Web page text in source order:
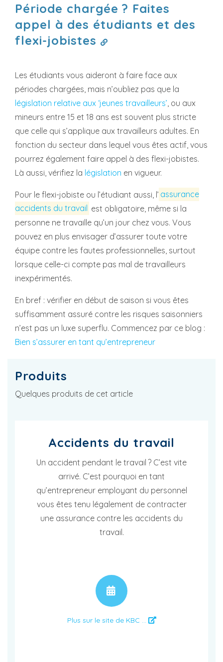
Période chargée ? Faites
appel à des étudiants et des
flexi-jobistes
Les étudiants vous aideront à faire face aux
périodes chargées, mais n’oubliez pas que la
législation relative aux ‘jeunes travailleurs’ , ou aux
mineurs entre 15 et 18 ans est souvent plus stricte
que celle qui s’applique aux travailleurs adultes. En
fonction du secteur dans lequel vous êtes actif, vous
pourrez également faire appel à des flexi-jobistes.
Là aussi, vérifiez la législation en vigueur.
Pour le flexi-jobiste ou l’étudiant aussi, l’ assurance
accidents du travail est obligatoire, même si la
personne ne travaille qu’un jour chez vous. Vous
pouvez en plus envisager d’assurer toute votre
équipe contre les fautes professionnelles, surtout
lorsque celle-ci compte pas mal de travailleurs
inexpérimentés.
En bref : vérifier en début de saison si vous êtes
suffisamment assuré contre les risques saisonniers
n’est pas un luxe superflu. Commencez par ce blog :
Bien s’assurer en tant qu’entrepreneur
Produits
Quelques produits de cet article
Accidents du travail
Un accident pendant le travail ? C’est vite
arrivé. C’est pourquoi en tant
qu’entrepreneur employant du personnel
vous êtes tenu légalement de contracter
une assurance contre les accidents du
travail.
Plus sur le site de KBC ...